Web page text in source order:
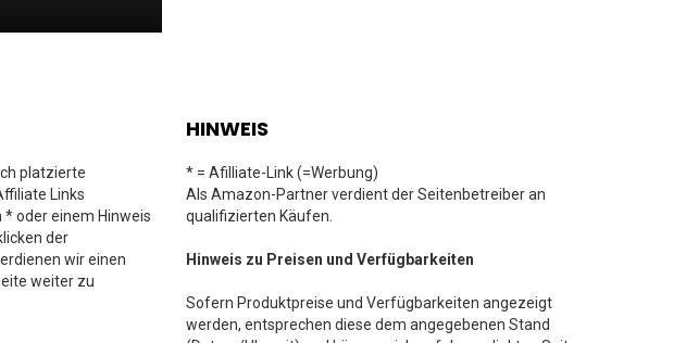
platzierte
Links
oder einem Hinweis
der
wir einen
weiter zu
HINWEIS
* = Afilliate-Link (=Werbung)
Als Amazon-Partner verdient der Seitenbetreiber an
qualifizierten Käufen.
Hinweis zu Preisen und Verfügbarkeiten
Sofern Produktpreise und Verfügbarkeiten angezeigt
werden, entsprechen diese dem angegebenen Stand